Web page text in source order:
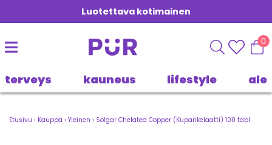
Luotettava kotimainen
0
terveys kauneus lifestyle ale
Etusivu › Kauppa › Yleinen › Solgar Chelated Copper (Kuparikelaatti) 100 tabl